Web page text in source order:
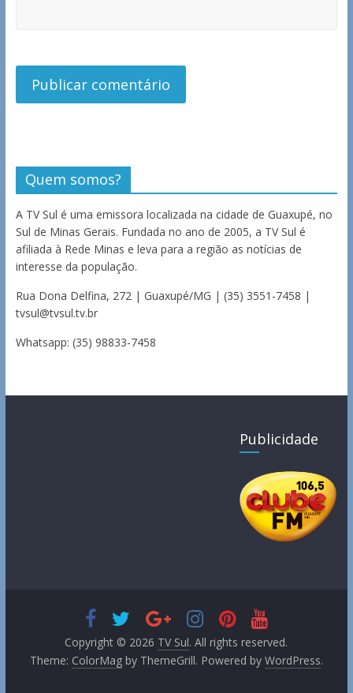
Quem somos?
A TV Sul é uma emissora localizada na cidade de Guaxupé, no
Sul de Minas Gerais. Fundada no ano de 2005, a TV Sul é
afiliada à Rede Minas e leva para a região as notícias de
interesse da população.
Rua Dona Delfina, 272 | Guaxupé/MG | (35) 3551-7458 |
tvsul@tvsul.tv.br
Whatsapp: (35) 98833-7458
Publicidade
Copyright © 2026 TV Sul. All rights reserved.
Theme: ColorMagby ThemeGrill. Powered by WordPress.